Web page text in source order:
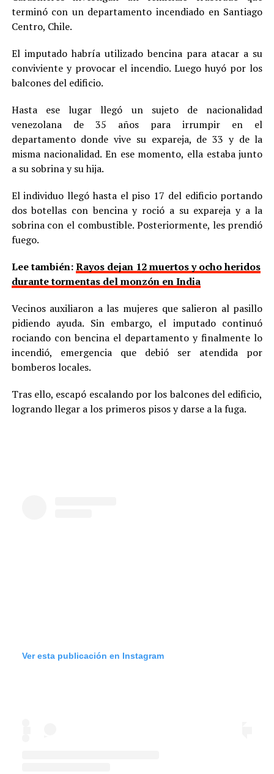
terminó con un departamento incendiado en Santiago
Centro, Chile.
El imputado habría utilizado bencina para atacar a su
conviviente y provocar el incendio. Luego huyó por los
balcones del edificio.
Hasta ese lugar llegó un sujeto de nacionalidad
venezolana de 35 años para irrumpir en el
departamento donde vive su expareja, de 33 y de la
misma nacionalidad. En ese momento, ella estaba junto
a su sobrina y su hija.
El individuo llegó hasta el piso 17 del edificio portando
dos botellas con bencina y roció a su expareja y a la
sobrina con el combustible. Posteriormente, les prendió
fuego.
Lee también:Rayos dejan 12 muertos y ocho heridos
durante tormentas del monzón en India
Vecinos auxiliaron a las mujeres que salieron al pasillo
pidiendo ayuda. Sin embargo, el imputado continuó
rociando con bencina el departamento y finalmente lo
incendió, emergencia que debió ser atendida por
bomberos locales.
Tras ello, escapó escalando por los balcones del edificio,
logrando llegar a los primeros pisos y darse a la fuga.
Ver esta publicación en Instagram